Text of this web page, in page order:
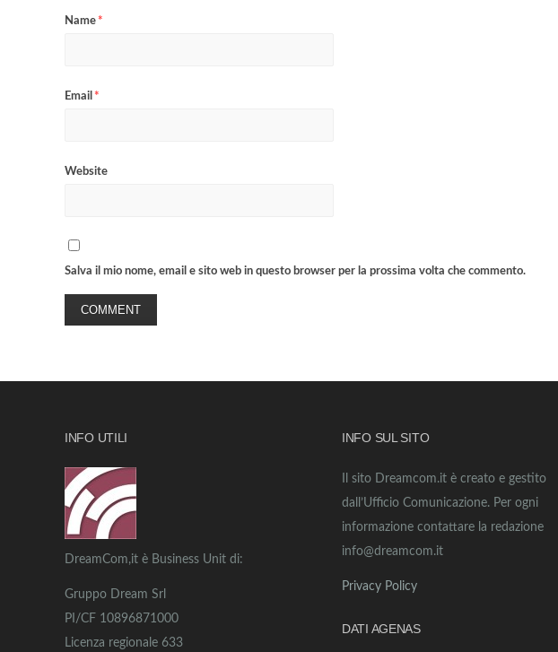
Name*
Email *
Website
Salva il mio nome, email e sito web in questo browser per la prossima volta che commento.
INFO UTILI
DreamCom,it è Business Unit di:
Gruppo Dream Srl
PI/CF 10896871000
Licenza regionale 633
INFO SUL SITO
Il sito Dreamcom.it è creato e gestito
dall’Ufficio Comunicazione. Per ogni
informazione contattare la redazione
info@dreamcom.it
Privacy Policy
DATI AGENAS